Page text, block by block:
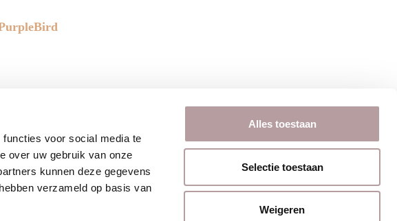
voor social media te
over uw gebruik van onze
kunnen deze gegevens
verzameld op basis van
Alles toestaan
Selectie toestaan
Weigeren